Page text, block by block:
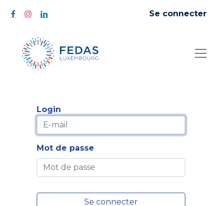
Se connecter
Login
Mot de passe
Se connecter